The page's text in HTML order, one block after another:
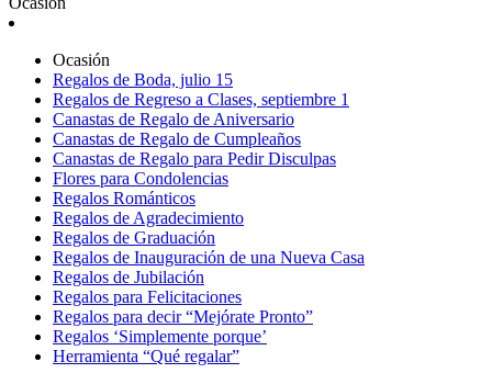
Ocasión
Regalos de Boda, julio 15
Regalos de Regreso a Clases, septiembre 1
Canastas de Regalo de Aniversario
Canastas de Regalo de Cumpleaños
Canastas de Regalo para Pedir Disculpas
Flores para Condolencias
Regalos Románticos
Regalos de Agradecimiento
Regalos de Graduación
Regalos de Inauguración de una Nueva Casa
Regalos de Jubilación
Regalos para Felicitaciones
Regalos para decir “Mejórate Pronto”
Regalos ‘Simplemente porque’
Herramienta “Qué regalar”